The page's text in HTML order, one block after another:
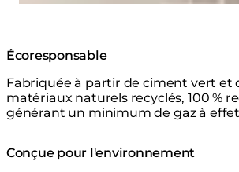
Écoresponsable
Fabriquée à partir de ciment vert et
matériaux naturels recyclés, 100 %
générant un minimum de gaz à
Conçue pour l'environnement